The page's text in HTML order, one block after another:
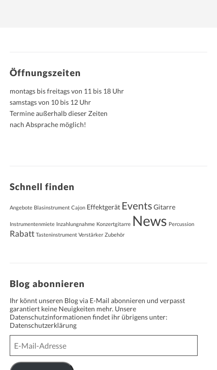
Öffnungszeiten
montags bis freitags von 11 bis 18 Uhr
samstags von 10 bis 12 Uhr
Termine außerhalb dieser Zeiten
nach Absprache möglich!
Schnell finden
Angebote Blasinstrument Cajon Effektgerät EventsGitarre
Instrumentenmiete Inzahlungnahme Konzertgitarre News Percussion
Rabatt Tasteninstrument Verstärker Zubehör
Blog abonnieren
Ihr könnt unseren Blog via E-Mail abonnieren und verpasst
garantiert keine Neuigkeiten mehr. Unsere
Datenschutzinformationen findet ihr übrigens unter:
Datenschutzerklärung
Mail-
Adresse